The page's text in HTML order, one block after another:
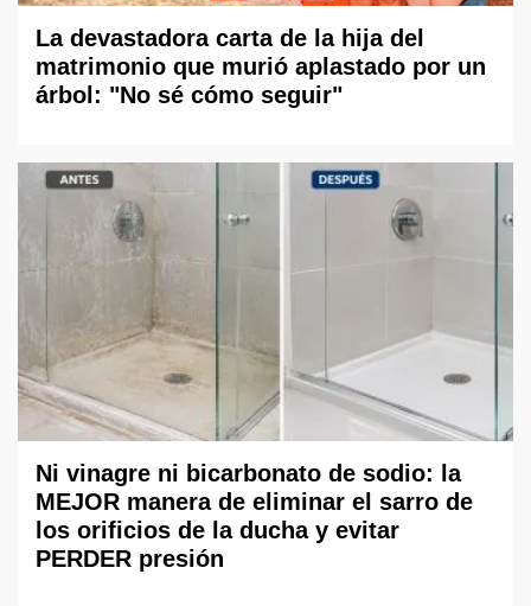
La devastadora carta de la hija del
matrimonio que murió aplastado por un
árbol: "No sé cómo seguir"
Ni vinagre ni bicarbonato de sodio: la
MEJOR manera de eliminar el sarro de
los orificios de la ducha y evitar
PERDER presión